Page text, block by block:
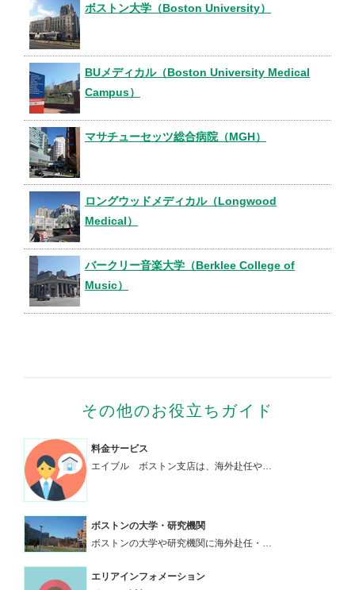
ボストン大学（Boston University）
BUメディカル（Boston University Medical
Campus）
マサチューセッツ総合病院（MGH）
ロングウッドメディカル（Longwood
Medical）
バークリー音楽大学（Berklee College of
Music）
その他のお役立ちガイド
料金サービス
エイブル ボストン支店は、海外赴任や…
ボストンの大学・研究機関
ボストンの大学や研究機関に海外赴任・…
エリアインフォメーション